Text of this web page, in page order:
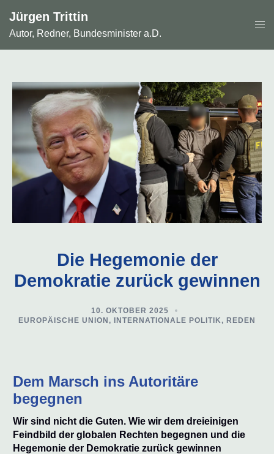
Inhalt
springen
Jürgen Trittin
Autor, Redner, Bundesminister a.D.
Die Hegemonie der
Demokratie zurück gewinnen
10. OKTOBER 2025
EUROPÄISCHE UNION , INTERNATIONALE POLITIK , REDEN
Dem Marsch ins Autoritäre
begegnen
Wir sind nicht die Guten. Wie wir dem dreieinigen
Feindbild der globalen Rechten begegnen und die
Hegemonie der Demokratie zurück gewinnen